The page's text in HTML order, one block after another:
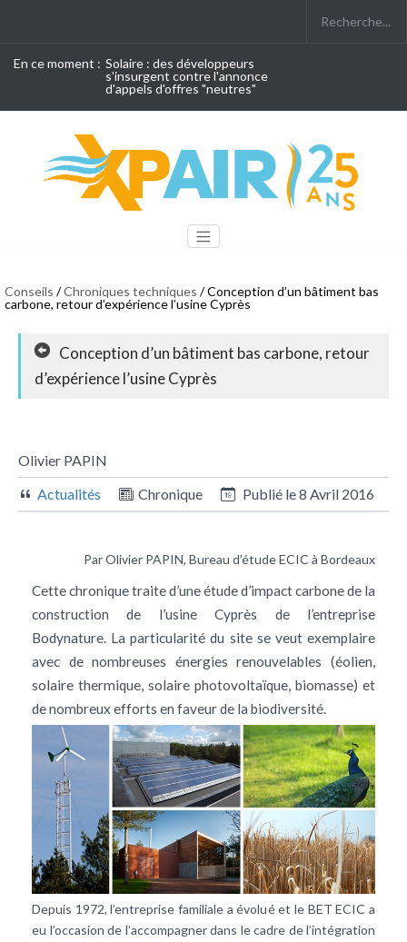
En ce moment : Solaire : des développeurs
s'insurgent contre l'annonce
d'appels d'offres "neutres"
Conseils /Chroniques techniques / Conception d’un bâtiment bas
carbone, retour d’expérience l’usine Cyprès
Conception d’un bâtiment bas carbone, retour
d’expérience l’usine Cyprès
Olivier PAPIN
Actualités
Chronique Publié le8 Avril 2016
Par Olivier PAPIN, Bureau d’étude ECIC à Bordeaux
Cette chronique traite d’une étude d’impact carbone de la
construction de l’usine Cyprès de l’entreprise
Bodynature. La particularité du site se veut exemplaire
avec de nombreuses énergies renouvelables (éolien,
solaire thermique, solaire photovoltaïque, biomasse) et
de nombreux efforts en faveur de la biodiversité.
Depuis 1972, l’entreprise familiale a évolué et le BET ECIC a
eu l’occasion de l’accompagner dans le cadre de l’intégration